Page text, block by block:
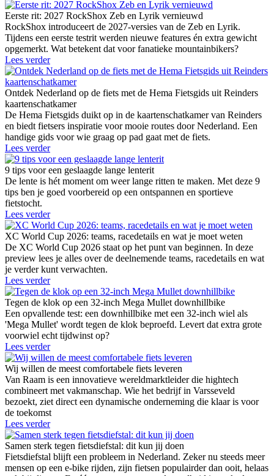
Eerste rit: 2027 RockShox Zeb en Lyrik vernieuwd
RockShox introduceert de 2027-versies van de Zeb en Lyrik.
Tijdens een eerste testrit werden nieuwe features én extra gewicht
opgemerkt. Wat betekent dat voor fanatieke mountainbikers?
Lees verder
Ontdek Nederland op de fiets met de Hema Fietsgids uit Reinders
kaartenschatkamer
De Hema Fietsgids duikt op in de kaartenschatkamer van Reinders
en biedt fietsers inspiratie voor mooie routes door Nederland. Een
handige gids voor wie graag op pad gaat met de fiets.
Lees verder
9 tips voor een geslaagde lange lenterit
De lente is hét moment om weer lange ritten te maken. Met deze 9
tips ben je goed voorbereid op een ontspannen en sportieve
fietstocht.
Lees verder
XC World Cup 2026: teams, racedetails en wat je moet weten
De XC World Cup 2026 staat op het punt van beginnen. In deze
preview lees je alles over de deelnemende teams, racedetails en wat
je verder kunt verwachten.
Lees verder
Tegen de klok op een 32-inch Mega Mullet downhillbike
Een opvallende test: een downhillbike met een 32-inch wiel als
'Mega Mullet' wordt tegen de klok beproefd. Levert dat extra grote
voorwiel echt tijdwinst op?
Lees verder
Wij willen de meest comfortabele fiets leveren
Van Raam is een innovatieve wereldmarktleider die hightech
combineert met vakmanschap. Wie het bedrijf in Varsseveld
bezoekt, ziet direct een dynamische onderneming die klaar is voor
de toekomst
Lees verder
Samen sterk tegen fietsdiefstal: dit kun jij doen
Fietsdiefstal blijft een probleem in Nederland. Zeker nu steeds meer
mensen op een e-bike rijden, zijn fietsen populairder dan ooit, helaas